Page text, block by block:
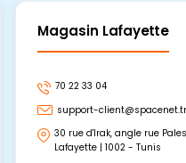
Magasin Lafayette
70 22 33 04
support-
30 rue d'Irak, angle rue
Lafayette | 1002 - Tunis